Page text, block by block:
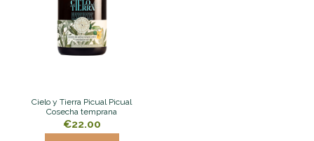
Cielo y Tierra Picual Picual
Cosecha temprana
€22.00